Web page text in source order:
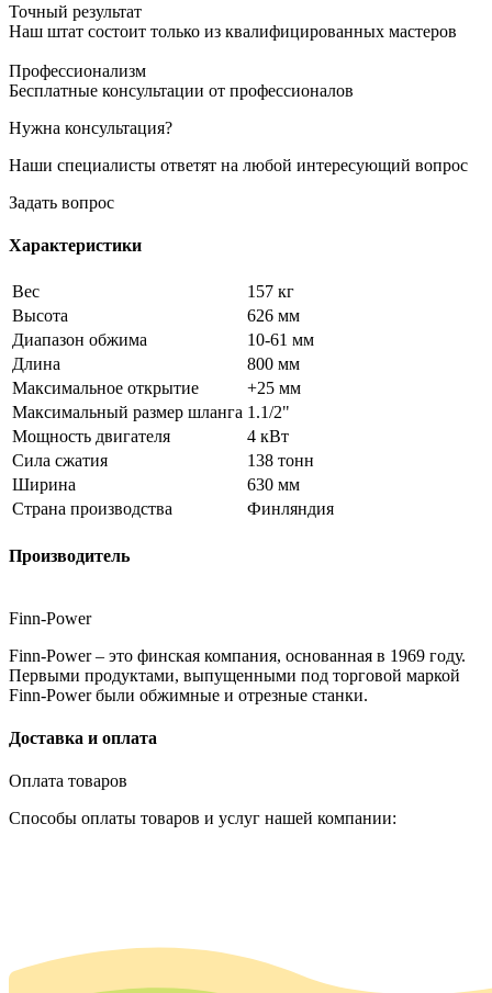
Точный результат
Наш штат состоит только из квалифицированных мастеров
Профессионализм
Бесплатные консультации от профессионалов
Нужна консультация?
Наши специалисты ответят на любой интересующий вопрос
Задать вопрос
Характеристики
Вес
157 кг
Высота
626 мм
Диапазон обжима
10-61 мм
Длина
800 мм
Максимальное открытие
+25 мм
Максимальный размер шланга 1.1/2"
Мощность двигателя
4 кВт
Сила сжатия
138 тонн
Ширина
630 мм
Страна производства
Финляндия
Производитель
Finn-Power
Finn-Power – это финская компания, основанная в 1969 году.
Первыми продуктами, выпущенными под торговой маркой
Finn-Power были обжимные и отрезные станки.
Доставка и оплата
Оплата товаров
Способы оплаты товаров и услуг нашей компании: